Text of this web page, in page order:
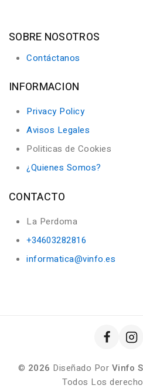
SOBRE NOSOTROS
Contáctanos
INFORMACION
Privacy Policy
Avisos Legales
Politicas de Cookies
¿Quienes Somos?
CONTACTO
La Perdoma
+34603282816
informatica@vinfo.es
© 2026 Diseñado Por Vinfo
Todos Los